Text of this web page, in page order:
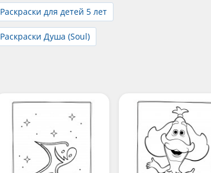
Раскраски для детей 5 лет
Раскраски Душа (Soul)